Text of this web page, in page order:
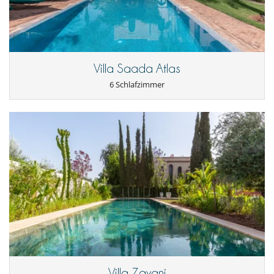
little high for the food & drink. We had stayed in a similar villa
before and just paid for receipts whereas this was a set cost for
lunch, dinner & wine/beer. Also if you are choosing this option
the Villa manager wanted cash which we hadn't know and
payment process which thankfully Villanovo supported us with.
15/10/2022 - 22/10/2022
Tres joli espace de vie, extérieur très agréable avec toutes les
commodités : piscine chauffée, tennis...
Maison située dans une résidence privée avec gardien.
Décoration typique de bon goût.
La localisation, éloignée. 30 minutes de Marrakech en
empruntant presque ce que l'on peut qualifier de voie rapide.
Pas de délimitation dans le domaine entre cette maison et les
autres.
Kenny G. 20/12/2020 - 01/01/2021 7.4
Tout est top dans la maison.
Villa Saada Atlas
6 Schlafzimmer